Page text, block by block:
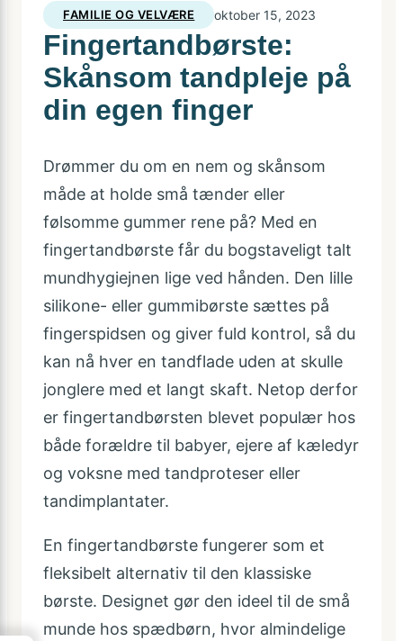
FAMILIE OG VELVÆRE oktober 15, 2023
Fingertandbørste:
Skånsom tandpleje på
din egen finger
Drømmer du om en nem og skånsom
måde at holde små tænder eller
følsomme gummer rene på? Med en
fingertandbørste får du bogstaveligt talt
mundhygiejnen lige ved hånden. Den lille
silikone- eller gummibørste sættes på
fingerspidsen og giver fuld kontrol, så du
kan nå hver en tandflade uden at skulle
jonglere med et langt skaft. Netop derfor
er fingertandbørsten blevet populær hos
både forældre til babyer, ejere af kæledyr
og voksne med tandproteser eller
tandimplantater.
En fingertandbørste fungerer som et
fleksibelt alternativ til den klassiske
børste. Designet gør den ideel til de små
munde hos spædbørn, hvor almindelige